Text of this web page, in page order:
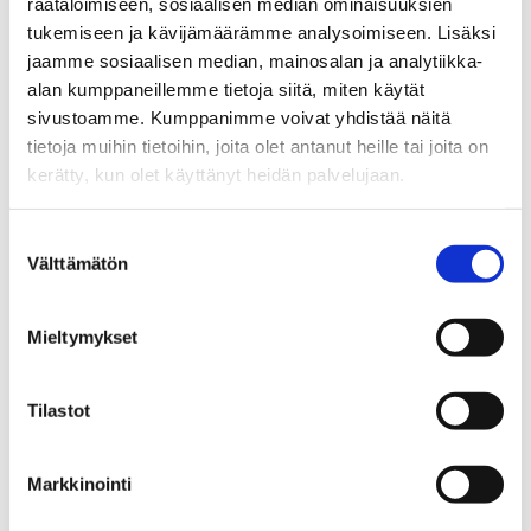
tukemiseen ja kävijämäärämme analysoimiseen. Lisäksi
jaamme sosiaalisen median, mainosalan ja analytiikka-
alan kumppaneillemme tietoja siitä, miten käytät
sivustoamme. Kumppanimme voivat yhdistää näitä
tietoja muihin tietoihin, joita olet antanut heille tai joita on
kerätty, kun olet käyttänyt heidän palvelujaan.
valinta
Välttämätön
Mieltymykset
Tilastot
Markkinointi
kilpailukykyä ja houkuttavuutta akkutehtaan
sijoituspaikkana sekä kehittää valmiutta vastata
tulevaisuuden työvoiman tarpeeseen.
Hankkeen tavoitteena on kehittää akkualan tarvitseman
työvoiman koulutusta ja osaamista alueella.
Vaasa Suomen ainoa edustaja hankkeessa
Hankkeen kokonaisbudjetti on neljä miljoonaa euroa.
Projekti rahoitetaan
loppuu joulukuussa 2023.
ALBATTS-hanke tuo yhteen 20 yritys- ja